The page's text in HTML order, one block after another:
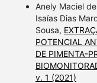
Anely Maciel
Isaías Dias
Sousa,
POTENCIAL
DE PIMENTA-
v. 1 (2021)